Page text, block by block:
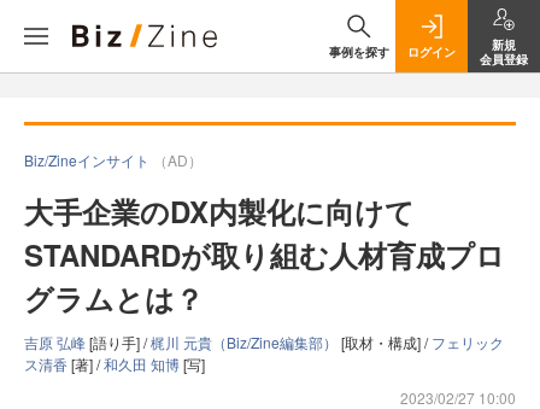
事例を探す ログイン
新規
会員登録
Biz/Zineインサイト （AD）
大手企業のDX内製化に向けて
STANDARDが取り組む人材育成プロ
グラムとは？
吉原 弘峰[語り手] /梶川 元貴（Biz/Zine編集部） [取材・構成] /フェリック
ス清香[著] /和久田 知博[写]
2023/02/27 10:00